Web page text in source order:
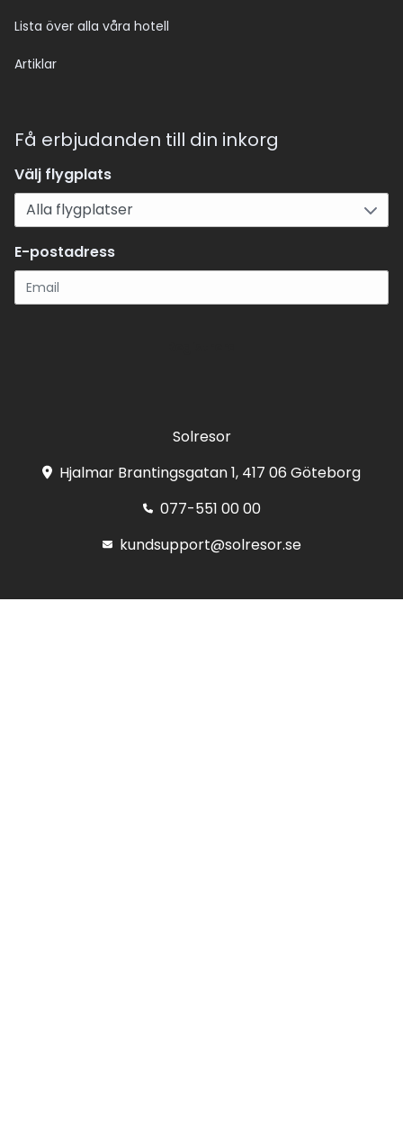
Lista över alla våra hotell
Artiklar
Få erbjudanden till din inkorg
Välj flygplats
E-postadress
Solresor
Hjalmar Brantingsgatan 1, 417 06 Göteborg
077-551 00 00
kundsupport@solresor.se